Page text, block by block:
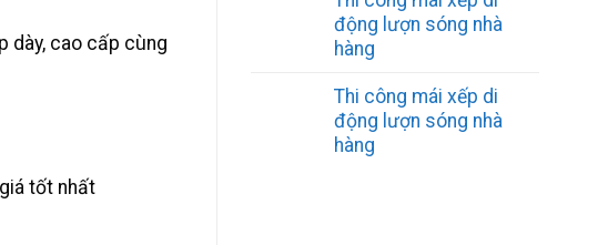
động lượn sóng nhà
hàng
Thi công mái xếp di
động lượn sóng nhà
hàng
dày, cao cấp cùng
tốt nhất